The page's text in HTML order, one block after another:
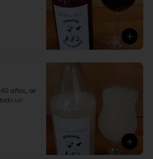
años, se
un